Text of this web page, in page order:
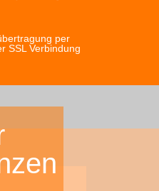
per
SSL Verbindung